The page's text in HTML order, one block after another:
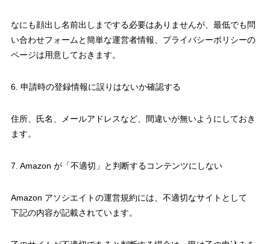
なにも顔出し名前出しまでする必要はありませんが、最低でも問
い合わせフォームと簡単な運営者情報、プライバシーポリシーの
ページは用意しておきます。
6. 申請時の登録情報に誤りはないか確認する
住所、氏名、メールアドレスなど、間違いが無いようにしておき
ます。
7. Amazon が「不適切」と判断するコンテンツにしない
Amazon アソシエイトの運営規約には、不適切なサイトとして
下記の内容が記載されています。